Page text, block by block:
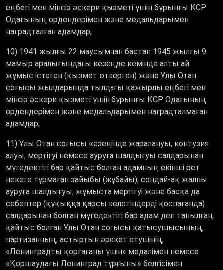
еңбегі мен мінсіз әскери қызметі үшін бұрынғы КСР
Одағының ордендерімен және медальдарымен
наградталған адамдар;
10) 1941 жылғы 22 маусымнан бастап 1945 жылғы 9
мамыр аралығындағы кезеңде кемiнде алты ай
жұмыс iстеген (қызмет өткерген) және Ұлы Отан
соғысы жылдарында тылдағы қажырлы еңбегi мен
мiнсiз әскери қызметі үшін бұрынғы КСР Одағының
ордендерiмен және медальдарымен наградталмаған
адамдар;
11) Ұлы Отан соғысы кезеңінде жаралануы, контузия
алуы, мертігуі немесе ауруға шалдығуы салдарынан
мүгедектігі бар қайтыс болған адамның екінші рет
некеге тұрмаған зайыбы (жұбайы), сондай-ақ жалпы
ауруға шалдығуы, жұмыста мертігуі және басқа да
себептер (құқыққа қарсы келетіндерді қоспағанда)
салдарынан болған мүгедектігі бар адам деп танылған,
қайтыс болған Ұлы Отан соғысы қатысушысының,
партизанның, астыртын әрекет етушінің,
«Ленинградты қорғағаны үшін» медалімен немесе
«Қоршаудағы Ленинград тұрғыны» белгісімен